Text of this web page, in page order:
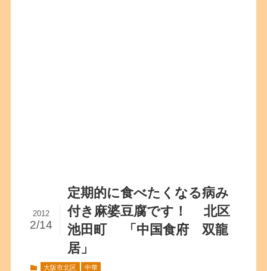
定期的に食べたくなる病み
付き麻婆豆腐です！ 北区
池田町 「中国食府 双龍
居」
2012
2/14
大阪市北区 中華